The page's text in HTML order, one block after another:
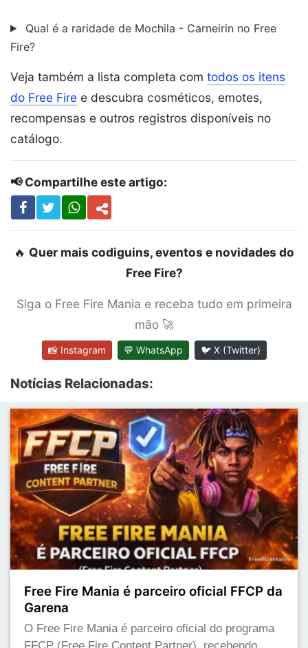
Qual é a raridade de Mochila - Carneirin no Free
Fire?
Veja também a lista completa com todos os itens
do Free Fire e descubra cosméticos, emotes,
recompensas e outros registros disponíveis no
catálogo.
📢 Compartilhe este artigo:
🔥 Quer mais codiguins, eventos e novidades do
Free Fire?
Siga o Free Fire Mania e receba tudo em primeira
mão 🚀
📸 Instagram 💬 WhatsApp 🐦 X (Twitter)
Notícias Relacionadas:
Free Fire Mania é parceiro oficial FFCP da
Garena
O Free Fire Mania é parceiro oficial do programa